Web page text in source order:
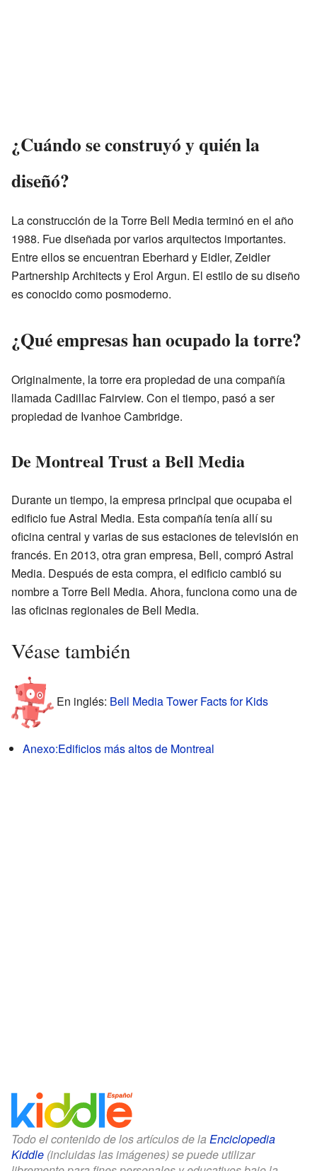
¿Cuándo se construyó y quién la
diseñó?
La construcción de la Torre Bell Media terminó en el año
1988. Fue diseñada por varios arquitectos importantes.
Entre ellos se encuentran Eberhard y Eidler, Zeidler
Partnership Architects y Erol Argun. El estilo de su diseño
es conocido como posmoderno.
¿Qué empresas han ocupado la torre?
Originalmente, la torre era propiedad de una compañía
llamada Cadillac Fairview. Con el tiempo, pasó a ser
propiedad de Ivanhoe Cambridge.
De Montreal Trust a Bell Media
Durante un tiempo, la empresa principal que ocupaba el
edificio fue Astral Media. Esta compañía tenía allí su
oficina central y varias de sus estaciones de televisión en
francés. En 2013, otra gran empresa, Bell, compró Astral
Media. Después de esta compra, el edificio cambió su
nombre a Torre Bell Media. Ahora, funciona como una de
las oficinas regionales de Bell Media.
Véase también
En inglés: Bell Media Tower Facts for Kids
Anexo:Edificios más altos de Montreal
Todo el contenido de los artículos de la Enciclopedia
Kiddle (incluidas las imágenes) se puede utilizar